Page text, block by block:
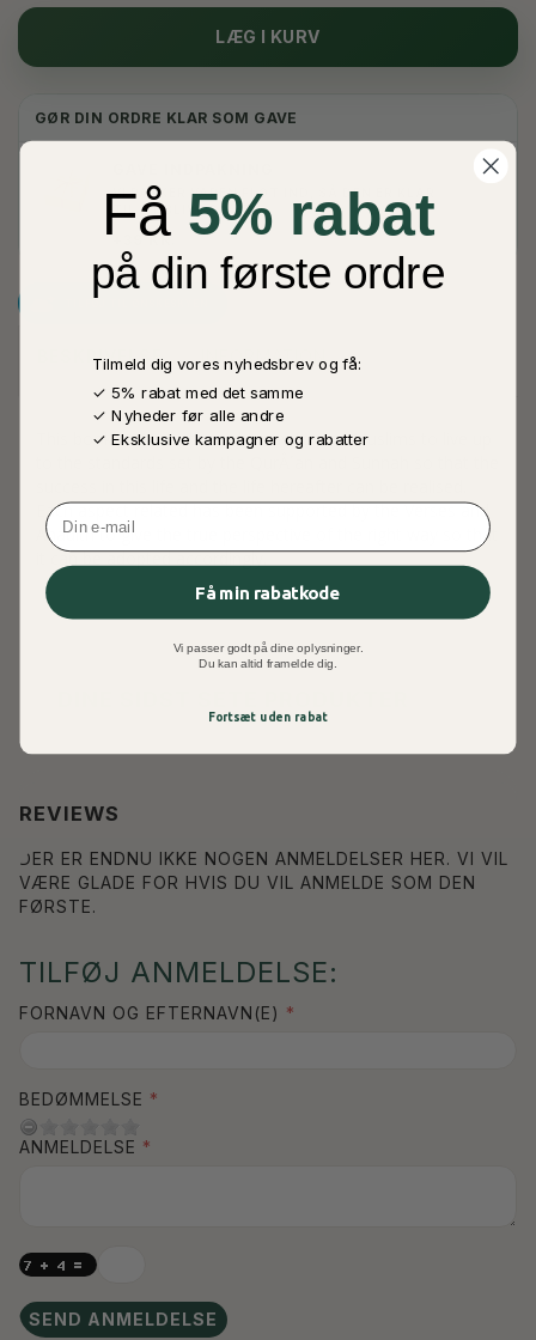
LÆG I KURV
GØR DIN ORDRE KLAR SOM GAVE
VI PAKKER VAREN FLOT IND, SÅ DEN ER KLAR
TIL AT BLIVE GIVET.
+39 KR.
BESKRIVELSE INFORMATION
This book presents the right way for the Muslims to live up
Each aspect related has been supported by the Verses and
Ahadith to give the true perspective of the right way so that
it can be adopted accordingly.
REVIEWS
DER ER ENDNU IKKE NOGEN ANMELDELSER HER. VI VIL
VÆRE GLADE FOR HVIS DU VIL ANMELDE SOM DEN
FØRSTE.
TILFØJ ANMELDELSE:
FORNAVN OG EFTERNAVN(E)
BEDØMMELSE
ANMELDELSE
SEND ANMELDELSE
Få 5% rabat
på din første ordre
Tilmeld dig vores nyhedsbrev og få:
✓ 5% rabat med det samme
✓ Nyheder før alle andre
✓ Eksklusive kampagner og rabatter
Email
Få min rabatkode
Vi passer godt på dine oplysninger.
Du kan altid framelde dig.
Fortsæt uden rabat